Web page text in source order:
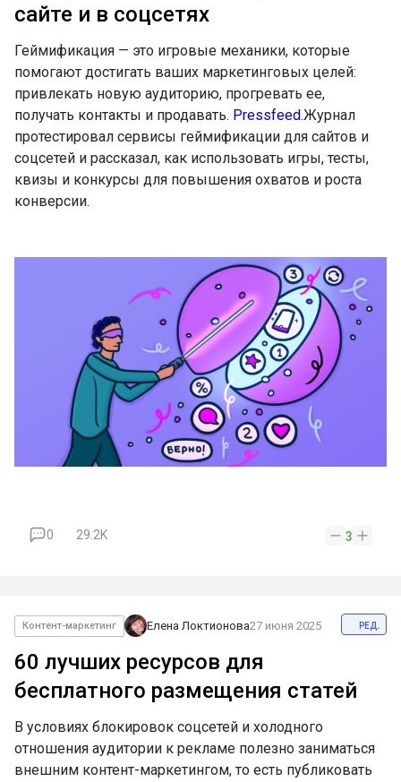
сайте и в соцсетях
Геймификация — это игровые механики, которые
помогают достигать ваших маркетинговых целей:
привлекать новую аудиторию, прогревать ее,
получать контакты и продавать. Pressfeed.Журнал
протестировал сервисы геймификации для сайтов и
соцсетей и рассказал, как использовать игры, тесты,
квизы и конкурсы для повышения охватов и роста
конверсии.
0 29.2K 3
Контент-маркетинг Елена Локтионова27 июня 2025 ред.
60 лучших ресурсов для
бесплатного размещения статей
В условиях блокировок соцсетей и холодного
отношения аудитории к рекламе полезно заниматься
внешним контент-маркетингом, то есть публиковать